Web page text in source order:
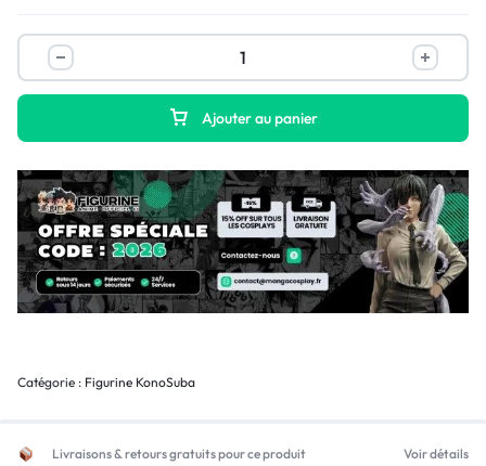
Ajouter au panier
Catégorie : Figurine KonoSuba
Livraisons & retours gratuits pour ce produit Voir détails